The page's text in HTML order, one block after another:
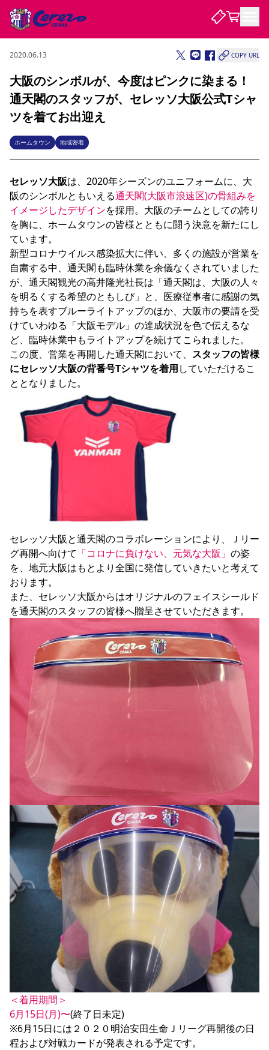
試合・チーム
試合について
試合日程 / 結果 順位表
チームについて
アカデミー
ハナサカプレーヤー 歴代所属選手
観戦する
チケット
チケット情報 販売スケジュール 価格・席種 購入方法
特定興行入場券 譲渡サービス リセールサービス
観戦ガイド
初めて観戦ガイド キッズ向けサービス グルメ
マッチデープログラム
観戦マナー&ルール
スタジアム
YANMAR HANASAKA STADIUM
DAZNで観戦
DAZNで観戦
アウェイツアー
アウェイツアー
よくある質問
よくある質問
クラブを知る
セレッソ大阪について
クラブ紹介 沿革 シーズン記録 求人情報
サポートする
パートナー企業募集中 セレッソ大阪VISAカード
サポートスタッフ
セレッソアイデアちょうだいな 応援商店街
Lise（ライセンスビジネス）
サステナビリティ
サステナビリティポリシー SDGsのゴール インパクトレポート
活動レポート
SPORT POSITIVE LEAGUES 取り組み実績
スポーツクラブ
スポーツクラブ
関連団体/施設
長居公園 セレッソフットサルパーク セレッソフットサルパーク長居
セレッソスポーツパーク舞洲
YANMAR HANASAKA STADIUM
セレッソ大阪アカデミー
子供のサッカースクール
大人のサッカースクール
その他スポーツクラブ
ファンクラブ
ファンクラブ
SAKURA SOCIO
まいセレチケット
会員規定 婚姻届・出生届・命名書
ニュース
ニュース
すべて チーム グッズ チケット イベント ファンクラブ
ホームタウン パートナー スポーツクラブ メディア 30周年
レディース
アカデミー
2020.06.13 COPY URL
大阪のシンボルが、今度はピンクに染まる！
通天閣のスタッフが、セレッソ大阪公式Tシャ
ツを着てお出迎え
ホームタウン 地域密着
セレッソ大阪は、2020年シーズンのユニフォームに、大
阪のシンボルともいえる通天閣(大阪市浪速区)の骨組みを
イメージしたデザインを採用。大阪のチームとしての誇り
を胸に、ホームタウンの皆様とともに闘う決意を新たにし
ています。
新型コロナウイルス感染拡大に伴い、多くの施設が営業を
自粛する中、通天閣も臨時休業を余儀なくされていました
が、通天閣観光の高井隆光社長は「通天閣は、大阪の人々
を明るくする希望のともしび」と、医療従事者に感謝の気
持ちを表すブルーライトアップのほか、大阪市の要請を受
けていわゆる「大阪モデル」の達成状況を色で伝えるな
ど、臨時休業中もライトアップを続けてこられました。
この度、営業を再開した通天閣において、 スタッフの皆様
にセレッソ大阪の背番号Tシャツを着用していただけるこ
セレッソ大阪と通天閣のコラボレーションにより、Ｊリー
グ再開へ向けて 「コロナに負けない、元気な大阪」 の姿
を、地元大阪はもとより全国に発信していきたいと考えて
おります。
また、セレッソ大阪からはオリジナルのフェイスシールド
＜着用期間＞
6月15日(月)〜(終了日未定)
※6月15日には２０２０明治安田生命Ｊリーグ再開後の日
程および対戦カードが発表される予定です。